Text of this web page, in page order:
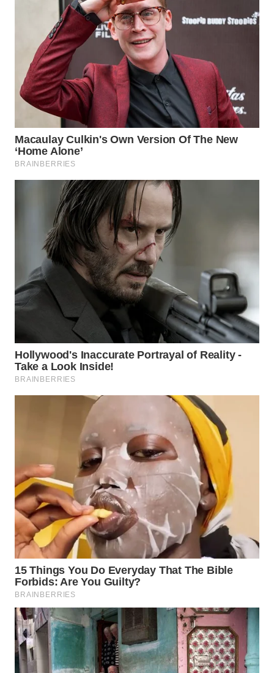
LPKKI
LKKI
KOPEKLIN
PORTAL
KONSUMEN
ALPERKLINAS
FORJASIDA
TAMBANG
NEWS
SIDIKALANG
NEWS
SIANTAR
NEWS
METRO
MEDAN
NEWS
METRO
JAKARTA
NEWS
KRT
NEWS